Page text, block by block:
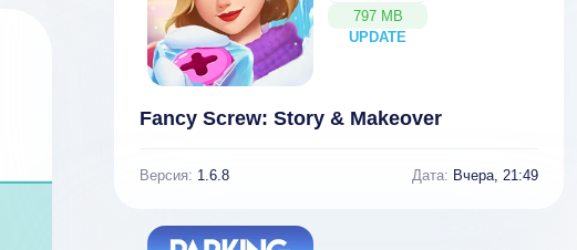
797 MB
UPDATE
NEW
Fancy Screw: Story & Makeover
Версия: 1.6.8 Дата: Вчера, 21:49